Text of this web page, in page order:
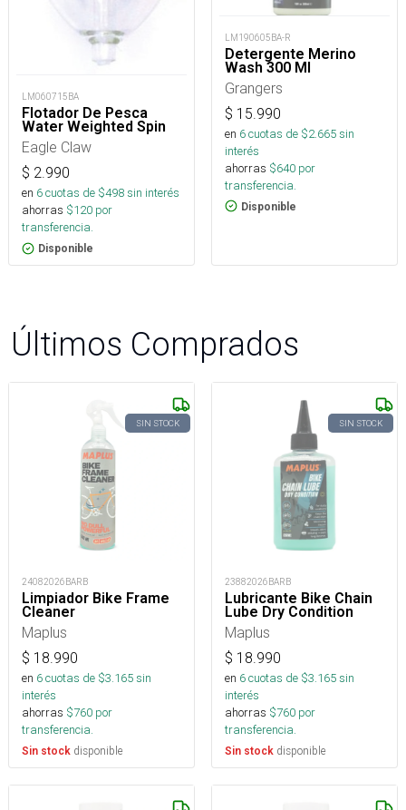
LM060715BA
Flotador De Pesca
Water Weighted Spin
Eagle Claw
$ 2.990
en 6cuotas de $498sin interés
ahorras $120 por
transferencia.
Disponible
LM190605BA-R
Detergente Merino
Wash 300 Ml
Grangers
$ 15.990
en 6cuotas de $2.665sin
interés
ahorras $640 por
transferencia.
Disponible
Últimos Comprados
SIN STOCK
24082026BARB
Limpiador Bike Frame
Cleaner
Maplus
$ 18.990
en 6cuotas de $3.165sin
interés
ahorras $760 por
transferencia.
Sin stock disponible
SIN STOCK
23882026BARB
Lubricante Bike Chain
Lube Dry Condition
Maplus
$ 18.990
en 6cuotas de $3.165sin
interés
ahorras $760 por
transferencia.
Sin stock disponible